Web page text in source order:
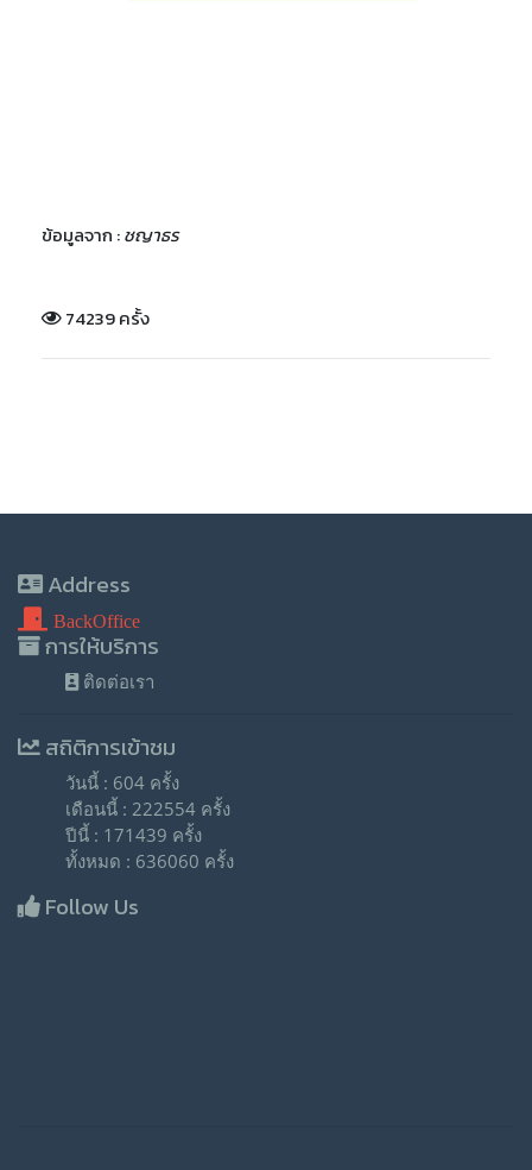
ข้อมูลจาก :ชญาธร
74239 ครั้ง
Address
BackOffice
การให้บริการ
ติดต่อเรา
สถิติการเข้าชม
วันนี้ : 604 ครั้ง
เดือนนี้ : 222554 ครั้ง
ปีนี้ : 171439 ครั้ง
ทั้งหมด : 636060 ครั้ง
Follow Us